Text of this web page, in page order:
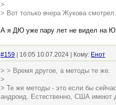
>
> Вот только вчера Жукова смотрел.
А я ДЮ уже пару лет не видел на
#159 | 16:05 10.07.2024 | Кому: Енот
> > Время другое, а методы те же.
>
> Те же методы - это если бы
андроид. Естественно, США имеют